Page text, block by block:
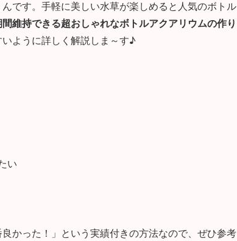
です。手軽に美しい水草が楽しめると人気のボトル
維持できる超おしゃれなボトルアクアリウムの作り
ように詳しく解説しま～す♪
い
かった！」という実績付きの方法なので、ぜひ参考